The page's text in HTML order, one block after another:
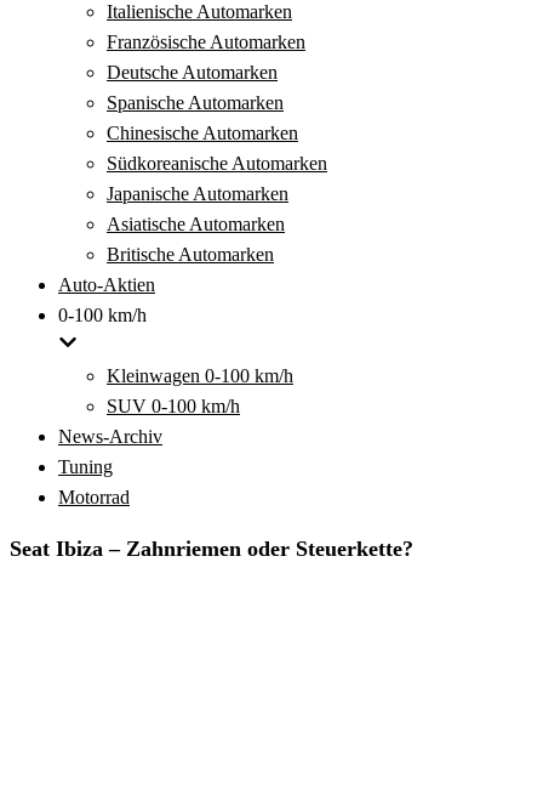
Italienische Automarken
Französische Automarken
Deutsche Automarken
Spanische Automarken
Chinesische Automarken
Südkoreanische Automarken
Japanische Automarken
Asiatische Automarken
Britische Automarken
Auto-Aktien
0-100 km/h
Kleinwagen 0-100 km/h
SUV 0-100 km/h
News-Archiv
Tuning
Motorrad
Seat Ibiza – Zahnriemen oder Steuerkette?